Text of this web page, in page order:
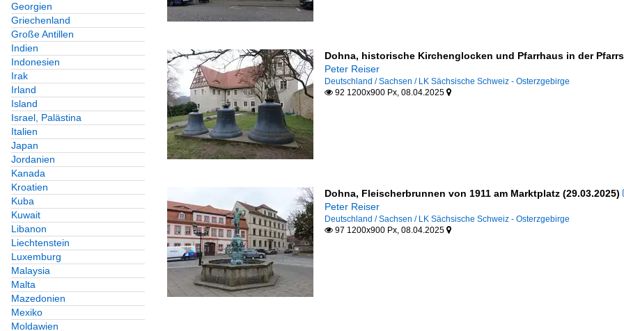
Georgien
Griechenland
Große Antillen
Indien
Indonesien
Irak
Irland
Island
Israel, Palästina
Italien
Japan
Jordanien
Kanada
Kroatien
Kuba
Kuwait
Libanon
Liechtenstein
Luxemburg
Malaysia
Malta
Mazedonien
Mexiko
Moldawien
Dohna, historische Kirchenglocken und Pfarrhaus in der
Peter Reiser
Deutschland / Sachsen / LK Sächsische Schweiz - Osterzgebirge
92 1200x900 Px, 08.04.2025 
Dohna, Fleischerbrunnen von 1911 am Marktplatz (29.03.2025)
Peter Reiser
Deutschland / Sachsen / LK Sächsische Schweiz - Osterzgebirge
97 1200x900 Px, 08.04.2025 